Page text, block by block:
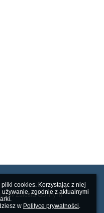
cookies. Korzystając z niej
zgodnie z aktualnymi
w Polityce prywatności.
w Zalesiu Górnym